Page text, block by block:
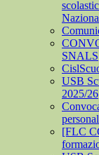
SNALS
USB
2025/26
[FLC